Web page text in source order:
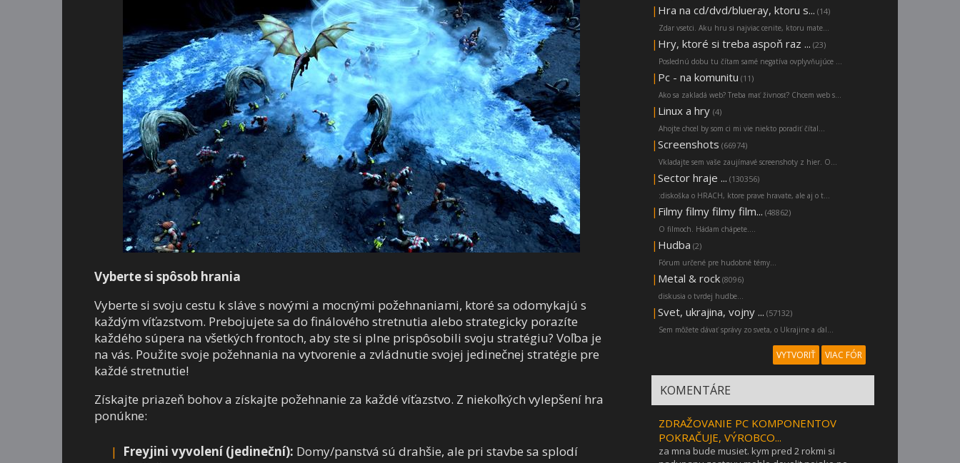
Vyberte si spôsob hrania
Vyberte si svoju cestu k sláve s novými a mocnými požehnaniami, ktoré sa odomykajú s
každým víťazstvom. Prebojujete sa do finálového stretnutia alebo strategicky porazíte
každého súpera na všetkých frontoch, aby ste si plne prispôsobili svoju stratégiu? Voľba je
na vás. Použite svoje požehnania na vytvorenie a zvládnutie svojej jedinečnej stratégie pre
každé stretnutie!
Získajte priazeň bohov a získajte požehnanie za každé víťazstvo. Z niekoľkých vylepšení hra
ponúkne:
Freyjini vyvolení (jedineční): Domy/panstvá sú drahšie, ale pri stavbe sa splodí
| Hra na cd/dvd/blueray, ktoru s... (14)
Zdar vsetci. Aku hru si najviac cenite, ktoru mate...
| Hry, ktoré si treba aspoň raz ... (23)
Poslednú dobu tu čítam samé negatíva ovplyvňujúce ...
| Pc - na komunitu (11)
Ako sa zakladá web? Treba mať živnosť? Chcem web s...
| Linux a hry (4)
Ahojte chcel by som ci mi vie niekto poradiť čítal...
| Screenshots (66974)
Vkladajte sem vaše zaujímavé screenshoty z hier. O...
| Sector hraje ... (130356)
:diskoška o HRACH, ktore prave hravate, ale aj o t...
| Filmy filmy filmy film... (48862)
O filmoch. Hádam chápete....
| Hudba (2)
Fórum určené pre hudobné témy...
| Metal & rock (8096)
diskusia o tvrdej hudbe...
| Svet, ukrajina, vojny ... (57132)
Sem môžete dávať správy zo sveta, o Ukrajine a ďal...
VYTVORIŤ VIAC FÓR
KOMENTÁRE
ZDRAŽOVANIE PC KOMPONENTOV
POKRAČUJE, VÝROBCO...
za mna bude musiet. kym pred 2 rokmi si